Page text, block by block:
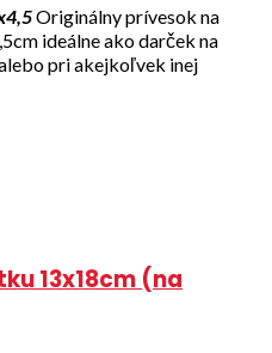
Originálny prívesok na
ideálne ako darček na
pri akejkoľvek inej
13x18cm (na